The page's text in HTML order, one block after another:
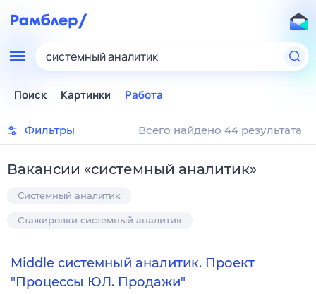
системный аналитик
Поиск Картинки Работа
Фильтры Всего найдено 44 результата
Вакансии «системный аналитик»
Системный аналитик
Стажировки системный аналитик
Middle системный аналитик. Проект
"Процессы ЮЛ. Продажи"